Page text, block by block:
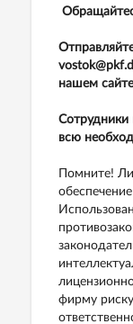
нашем
Сотрудники
всю
Помните!
фирму